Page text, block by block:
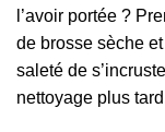
l’avoir portée ?
de brosse sèche
saleté de
nettoyage plus